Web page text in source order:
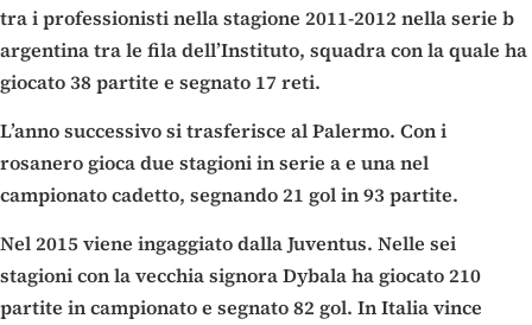
tra i professionisti nella stagione 2011-2012 nella serie b
argentina tra le fila dell’Instituto, squadra con la quale ha
giocato 38 partite e segnato 17 reti.
L’anno successivo si trasferisce al Palermo. Con i
rosanero gioca due stagioni in serie a e una nel
campionato cadetto, segnando 21 gol in 93 partite.
Nel 2015 viene ingaggiato dalla Juventus. Nelle sei
stagioni con la vecchia signora Dybala ha giocato 210
partite in campionato e segnato 82 gol. In Italia vince